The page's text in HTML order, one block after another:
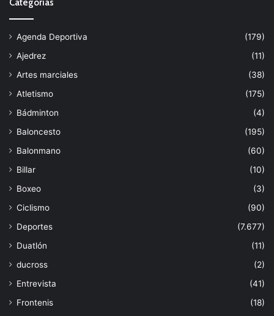
Categorías
Agenda Deportiva
(179)
Ajedrez
(11)
Artes marciales
(38)
Atletismo
(175)
Bádminton
(4)
Baloncesto
(195)
Balonmano
(60)
Billar
(10)
Boxeo
(3)
Ciclismo
(90)
Deportes
(7.677)
Duatlón
(11)
ducross
(2)
Entrevista
(41)
Frontenis
(18)